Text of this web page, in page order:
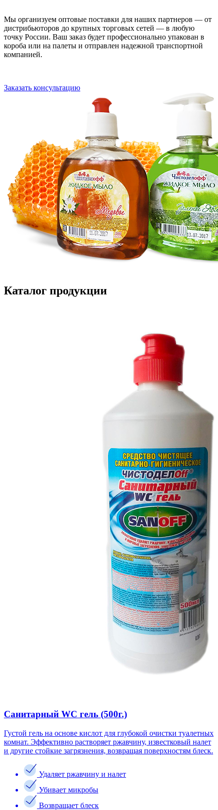
Мы организуем оптовые поставки для наших партнеров — от
дистрибьюторов до крупных торговых сетей — в любую
точку России. Ваш заказ будет профессионально упакован в
короба или на палеты и отправлен надежной транспортной
компанией.
Заказать консультацию
Каталог продукции
Санитарный WC гель (500г.)
Густой гель на основе кислот для глубокой очистки туалетных
комнат. Эффективно растворяет ржавчину, известковый налет
и другие стойкие загрязнения, возвращая поверхностям блеск.
Удаляет ржавчину и налет
Убивает микробы
Возвращает блеск